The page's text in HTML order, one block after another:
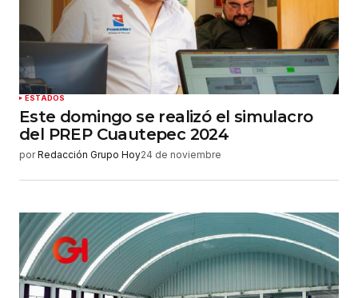
ESTADOS
Este domingo se realizó el simulacro
del PREP Cuautepec 2024
por Redacción Grupo Hoy24 de noviembre